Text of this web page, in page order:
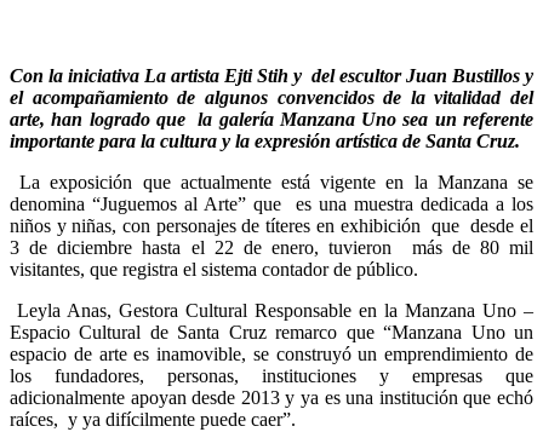
Con la iniciativa La artista Ejti Stih y del escultor Juan Bustillos y
el acompañamiento de algunos convencidos de la vitalidad del
arte, han logrado que la galería Manzana Uno sea un referente
importante para la cultura y la expresión artística de Santa Cruz.
La exposición que actualmente está vigente en la Manzana se
denomina “Juguemos al Arte” que es una muestra dedicada a los
niños y niñas, con personajes de títeres en exhibición que desde el
3 de diciembre hasta el 22 de enero, tuvieron más de 80 mil
visitantes, que registra el sistema contador de público.
Leyla Anas, Gestora Cultural Responsable en la Manzana Uno –
Espacio Cultural de Santa Cruz remarco que “Manzana Uno un
espacio de arte es inamovible, se construyó un emprendimiento de
los fundadores, personas, instituciones y empresas que
adicionalmente apoyan desde 2013 y ya es una institución que echó
raíces, y ya difícilmente puede caer”.